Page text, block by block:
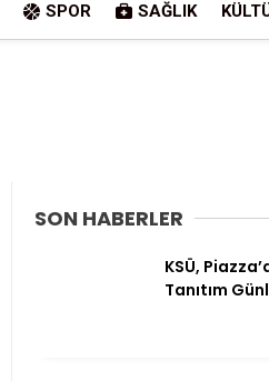
SPOR SAĞLIK
SON HABERLER
KSÜ,
Tanıtım